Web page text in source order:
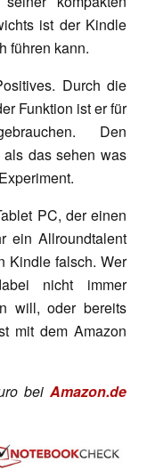
ist der Kindle
führen kann.
Durch die
Funktion ist er für
Den
das sehen was
PC, der einen
ein Allroundtalent
Kindle falsch. Wer
nicht immer
will, oder bereits
mit dem Amazon
bei Amazon.de